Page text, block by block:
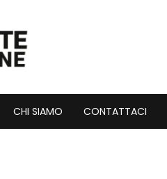
CHI SIAMO CONTATTACI